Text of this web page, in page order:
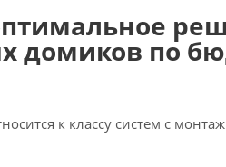
домиков по
к классу систем с